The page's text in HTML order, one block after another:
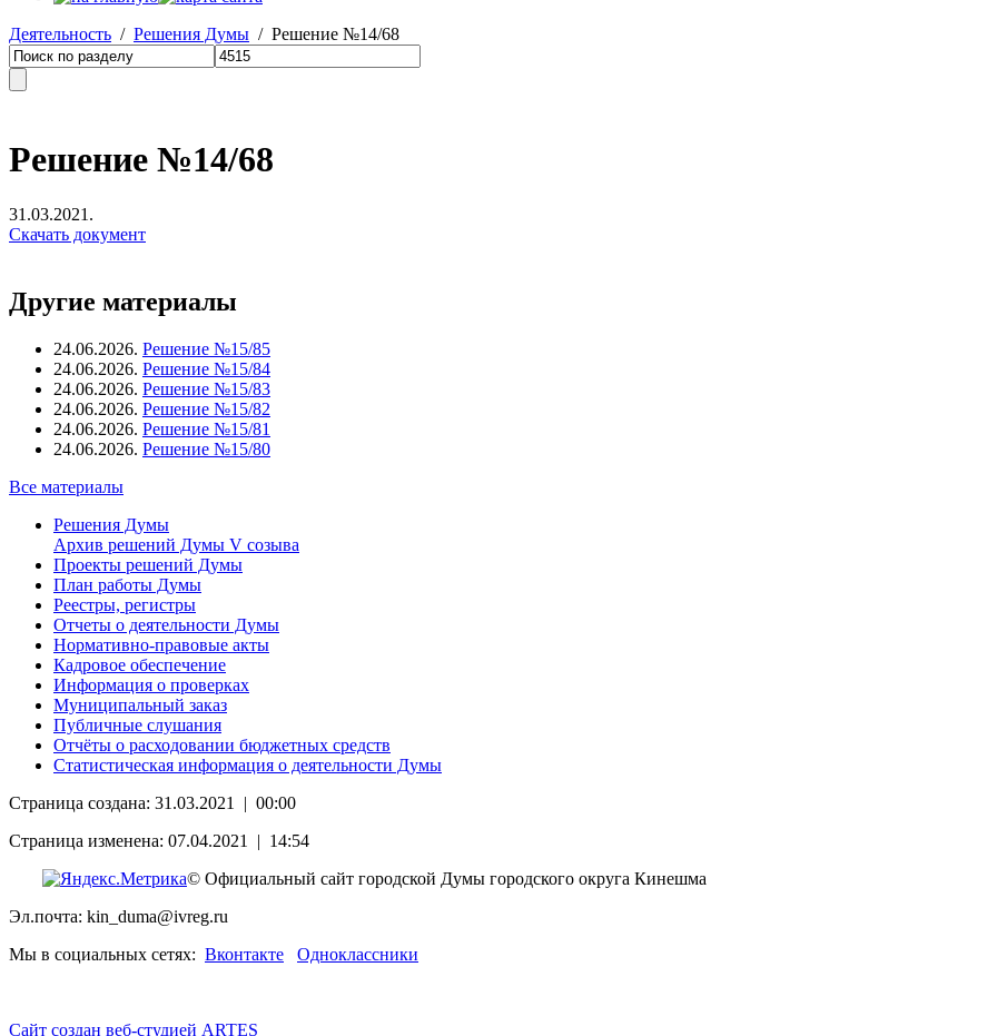
Деятельность / Решения Думы / Решение №14/68
Решение №14/68
31.03.2021.
Скачать документ
Другие материалы
24.06.2026. Решение №15/85
24.06.2026. Решение №15/84
24.06.2026. Решение №15/83
24.06.2026. Решение №15/82
24.06.2026. Решение №15/81
24.06.2026. Решение №15/80
Все материалы
Решения Думы
Архив решений Думы V созыва
Проекты решений Думы
План работы Думы
Реестры, регистры
Отчеты о деятельности Думы
Нормативно-правовые акты
Кадровое обеспечение
Информация о проверках
Муниципальный заказ
Публичные слушания
Отчёты о расходовании бюджетных средств
Статистическая информация о деятельности Думы
Страница создана: 31.03.2021 | 00:00
Страница изменена: 07.04.2021 | 14:54
© Официальный сайт городской Думы городского округа Кинешма
Эл.почта: kin_duma@ivreg.ru
Мы в социальных сетях: Вконтакте Одноклассники
Сайт создан веб-студией ARTES